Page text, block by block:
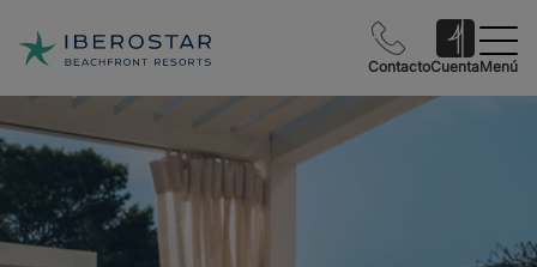
ContactoCuentaMenú